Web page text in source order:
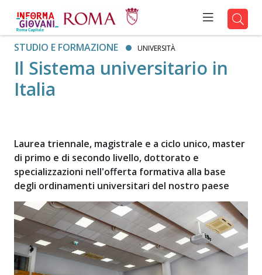
STUDIO E FORMAZIONE UNIVERSITÀ
Il Sistema universitario in
Italia
Laurea triennale, magistrale e a ciclo unico, master
di primo e di secondo livello, dottorato e
specializzazioni nell'offerta formativa alla base
degli ordinamenti universitari del nostro paese